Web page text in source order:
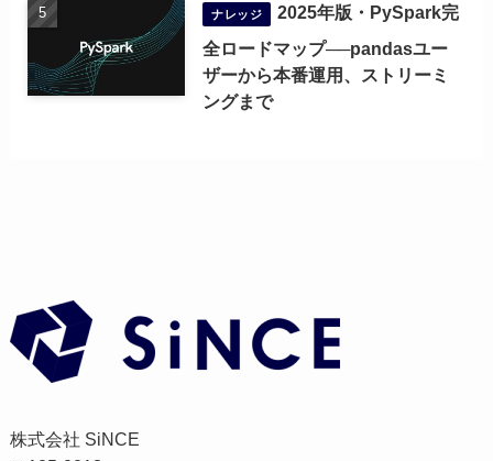
ナレッジ
2025年版・PySpark完
全ロードマップ──pandasユー
ザーから本番運用、ストリーミ
ングまで
株式会社 SiNCE